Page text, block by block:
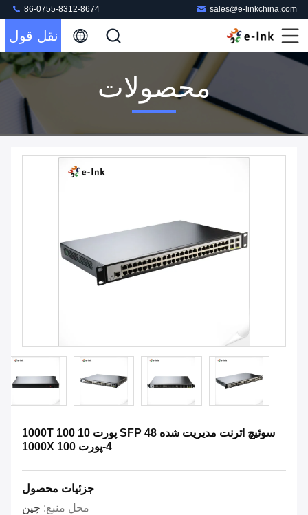
sales@e-linkchina.com
86-0755-8312-8674
نقل قول
محصولات
سوئیچ اترنت مدیریت شده SFP 48 پورت 10 100 1000T
4-پورت 100 1000X
جزئیات محصول
محل منبع: چین